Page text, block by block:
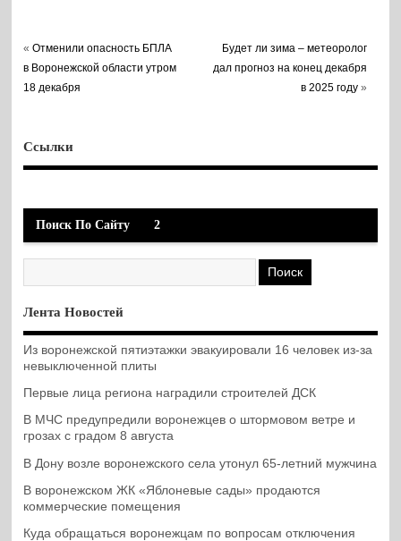
«Отменили опасность БПЛА
в Воронежской области утром
18 декабря
Будет ли зима – метеоролог
дал прогноз на конец декабря
в 2025 году »
Ссылки
Поиск По Сайту 2
Лента Новостей
Из воронежской пятиэтажки эвакуировали 16 человек из-за
невыключенной плиты
Первые лица региона наградили строителей ДСК
В МЧС предупредили воронежцев о штормовом ветре и
грозах с градом 8 августа
В Дону возле воронежского села утонул 65-летний мужчина
В воронежском ЖК «Яблоневые сады» продаются
коммерческие помещения
Куда обращаться воронежцам по вопросам отключения